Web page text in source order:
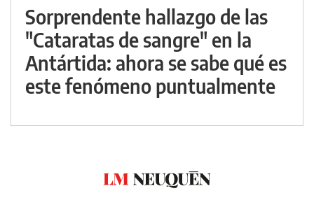
Sorprendente hallazgo de las
"Cataratas de sangre" en la
Antártida: ahora se sabe qué es
este fenómeno puntualmente